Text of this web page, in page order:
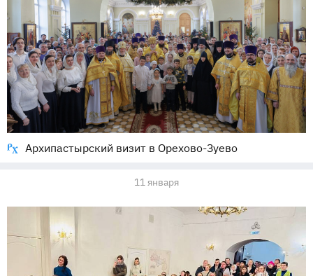
Архипастырский визит в Орехово-Зуево
11 января